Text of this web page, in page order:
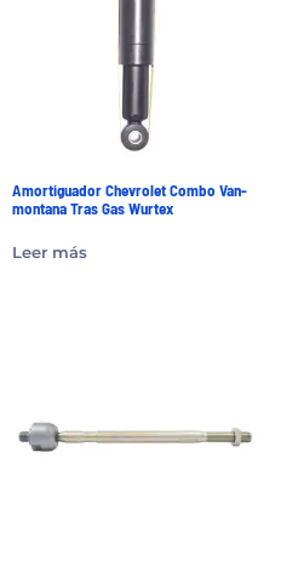
Amortiguador Chevrolet Combo Van-
montana Tras Gas Wurtex
Leer más